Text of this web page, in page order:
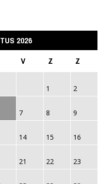
2026
V Z Z
1 2
7 8 9
14 15 16
21 22 23